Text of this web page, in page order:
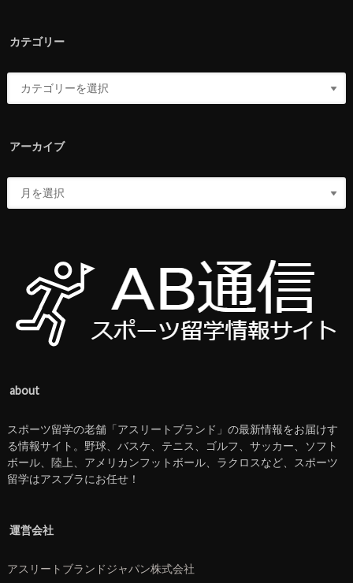
カテゴリー
アーカイブ
about
スポーツ留学の老舗「アスリートブランド」の最新情報をお届けす
る情報サイト。野球、バスケ、テニス、ゴルフ、サッカー、ソフト
ボール、陸上、アメリカンフットボール、ラクロスなど、スポーツ
留学はアスブラにお任せ！
運営会社
アスリートブランドジャパン株式会社